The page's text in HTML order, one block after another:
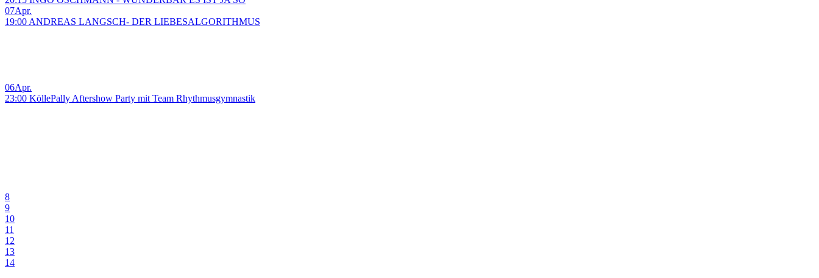
07Apr.
19:00 ANDREAS LANGSCH- DER LIEBESALGORITHMUS
06Apr.
23:00 KöllePally Aftershow Party mit Team Rhythmusgymnastik
8
9
10
11
12
13
14